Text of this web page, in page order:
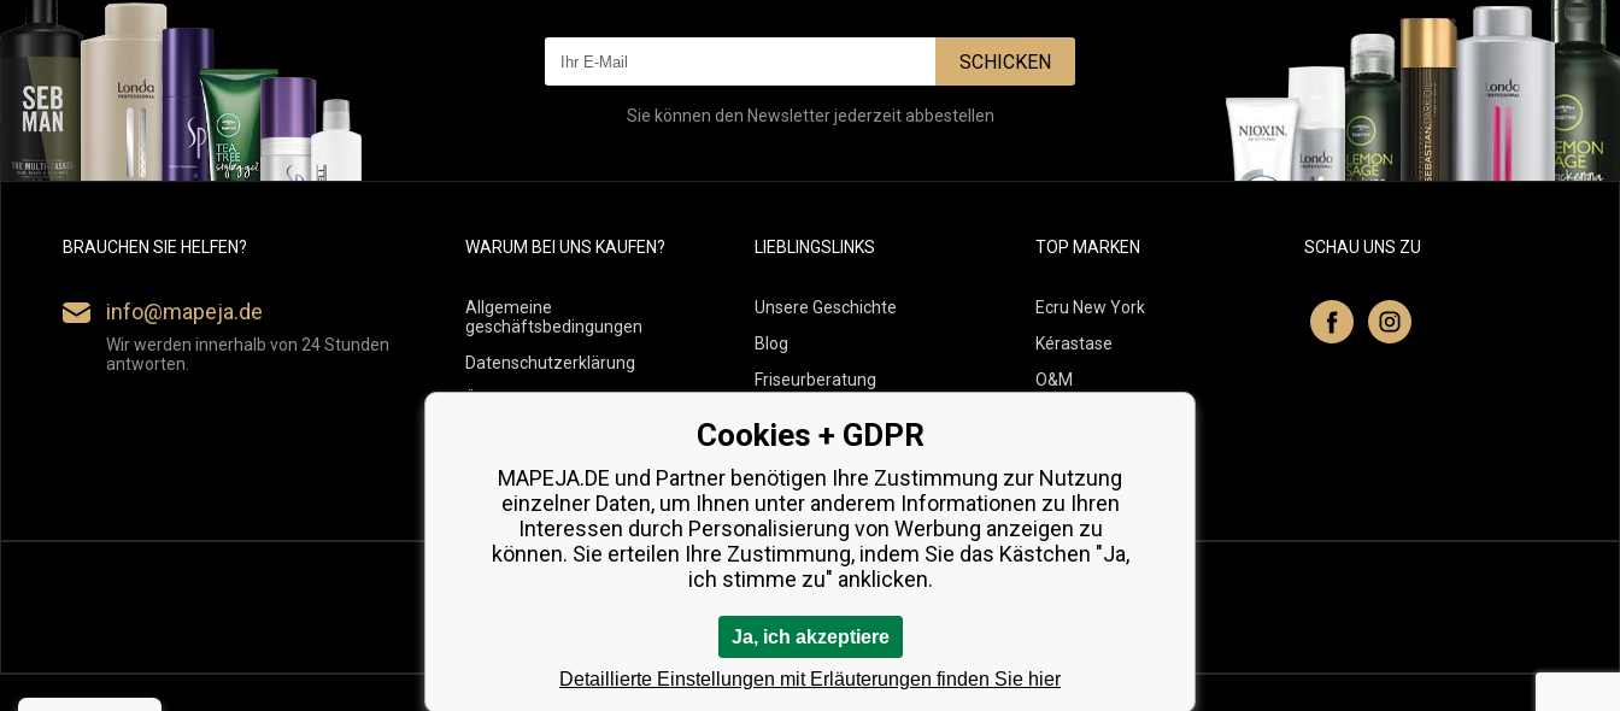
SCHICKEN
Sie können den Newsletter jederzeit abbestellen
BRAUCHEN SIE HELFEN?
info@mapeja.de
Wir werden innerhalb von 24 Stunden
antworten.
WARUM BEI UNS KAUFEN?
Allgemeine
geschäftsbedingungen
Datenschutzerklärung
Übersicht über Zahlungen und
LIEBLINGSLINKS
Unsere Geschichte
Blog
Friseurberatung
Kostenlose Produktproben
TOP MARKEN
Ecru New York
Kérastase
O&M
Zenz Organic
SCHAU UNS ZU
Cookies + GDPR
MAPEJA.DE und Partner benötigen Ihre Zustimmung zur Nutzung
einzelner Daten, um Ihnen unter anderem Informationen zu Ihren
Interessen durch Personalisierung von Werbung anzeigen zu
können. Sie erteilen Ihre Zustimmung, indem Sie das Kästchen "Ja,
ich stimme zu" anklicken.
Ja, ich akzeptiere
Detaillierte Einstellungen mit Erläuterungen finden Sie hier